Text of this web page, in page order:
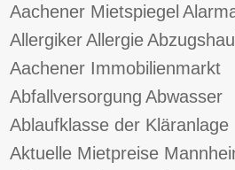
Aachener Mietspiegel
AllergikerAllergie
Aachener Immobilienmarkt
Abfallversorgung Abwasser
Ablaufklasse der Kläranlage
Aktuelle Mietpreise